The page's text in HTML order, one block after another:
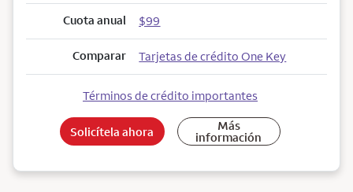
Cuota anual $99
Comparar Tarjetas de crédito One Key
Términos de crédito importantes
Solicítela ahora Más
información